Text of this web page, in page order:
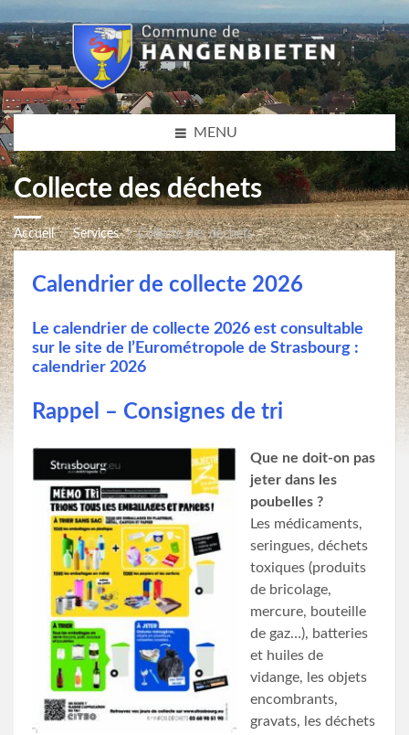
MENU
Collecte des déchets
Accueil Services Collecte des déchets
Calendrier de collecte 2026
Le calendrier de collecte 2026 est consultable
sur le site de l’Eurométropole de Strasbourg :
calendrier 2026
Rappel – Consignes de tri
Que ne doit-on pas
jeter dans les
poubelles ?
Les médicaments,
seringues, déchets
toxiques (produits
de bricolage,
mercure, bouteille
de gaz…), batteries
et huiles de
vidange, les objets
encombrants,
gravats, les déchets